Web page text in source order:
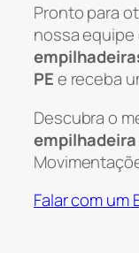
Pronto para
nossa equipe
PEe receba
Descubra o
empilhadeira
Falar com um